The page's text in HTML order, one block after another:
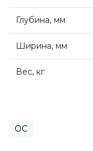
Глубина, мм
Ширина, мм
Вес, кг
ОС